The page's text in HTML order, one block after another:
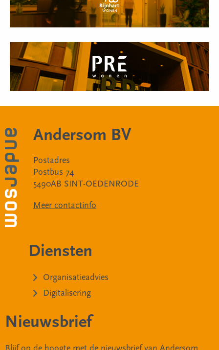
Andersom BV
Postadres
Postbus 74
5490AB SINT-OEDENRODE
Meer contactinfo
Diensten
Organisatieadvies
Digitalisering
Nieuwsbrief